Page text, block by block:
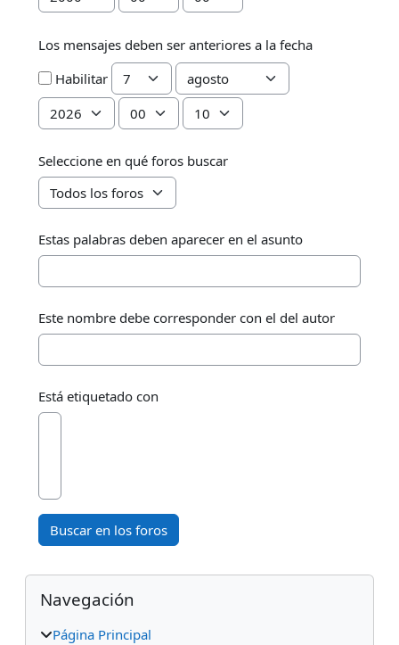
Los mensajes deben ser anteriores a la fecha
Habilitar Día
Mes
Año
Hora Minuto
Seleccione en qué foros buscar
Estas palabras deben aparecer en el asunto
Este nombre debe corresponder con el del autor
Está etiquetado con
Buscar en los foros
Bloques
Salta Navegación
Navegación
Página Principal